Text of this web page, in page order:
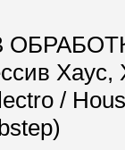
/